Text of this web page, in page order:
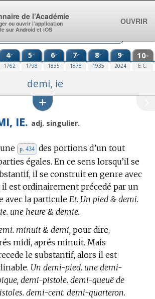
4e
1762
5e
1798
6e
1835
7e
1878
8e
1935
9e
2024
10e
E.C.
demi, ie
IE. adj. singulier.
p. 434 des portions d’un tout
égales. En ce sens lorsqu’il se
il se construit en genre avec
est ordinairement précedé par un
avec la particule Et. Un pied & demi.
une heure & demie.
minuit & demi, pour dire,
midi, aprés minuit. Mais
le substantif, alors il est
Un demi-pied. une demi-
demi-pistole. demi-queuë de
demi-cent. demi-quarteron.
de l’Académie
ou ouvrir l’application
sur Android et iOS
OUVRIR